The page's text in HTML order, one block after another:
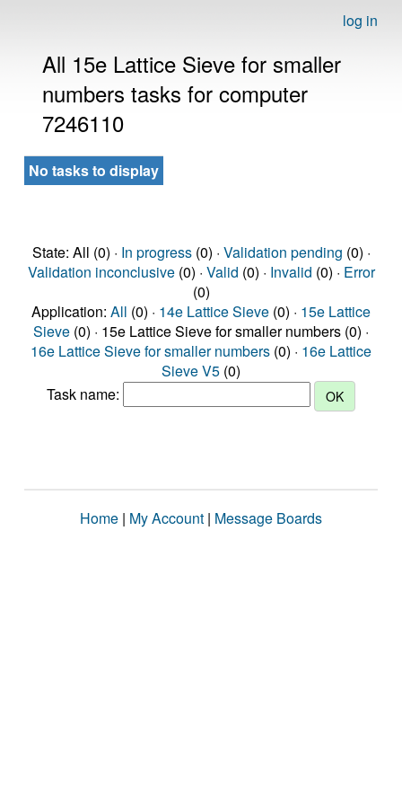
log in
All 15e Lattice Sieve for smaller
numbers tasks for computer
7246110
No tasks to display
State: All (0) · In progress(0) · Validation pending (0) ·
Validation inconclusive(0) · Valid (0) · Invalid (0) · Error
(0)
Application: All (0) · 14e Lattice Sieve (0) · 15e Lattice
Sieve (0) · 15e Lattice Sieve for smaller numbers (0) ·
16e Lattice Sieve for smaller numbers (0) · 16e Lattice
Sieve V5 (0)
Task name:
Home | My Account | Message Boards